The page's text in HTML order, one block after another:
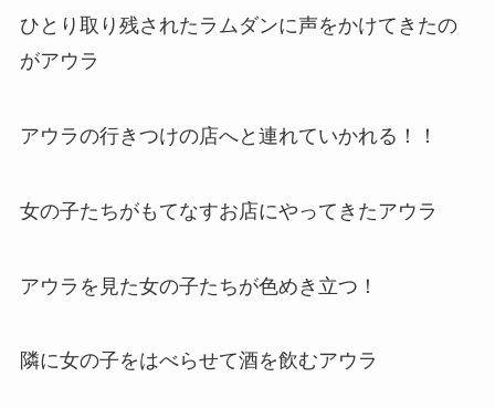
ひとり取り残されたラムダンに声をかけてきたの
がアウラ
アウラの行きつけの店へと連れていかれる！！
女の子たちがもてなすお店にやってきたアウラ
アウラを見た女の子たちが色めき立つ！
隣に女の子をはべらせて酒を飲むアウラ